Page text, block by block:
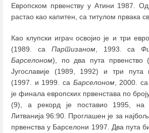
Европском првенству у Атини 1987. Од
растао као капитен, са титулом првака
Као клупски играч освојио је и три
(1989. са Партизаном, 1993. са
Барселоном), по два пута првенство
Југославије (1989, 1992) и три пута
(1997. и 1999. са Барселоном, 2000.
је финала европских првенстава по
(9), а рекорд је поставио 1995, на
Литванија 96:90. Проглашен је за
првенства у Барселони 1997. Два пута